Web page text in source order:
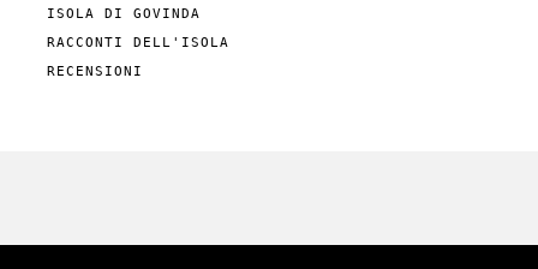
ISOLA DI GOVINDA
RACCONTI DELL'ISOLA
RECENSIONI